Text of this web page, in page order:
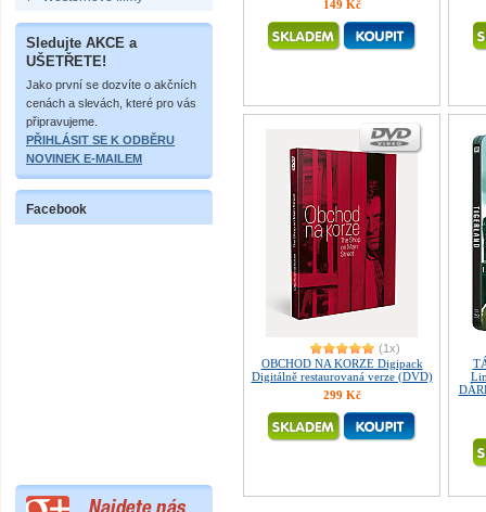
Sledujte AKCE a
UŠETŘETE!
Jako první se dozvíte o akčních
cenách a slevách, které pro vás
připravujeme.
PŘIHLÁSIT SE K ODBĚRU
NOVINEK E-MAILEM
Facebook
149 Kč
(1x)
OBCHOD NA KORZE Digipack
Digitálně restaurovaná verze (DVD)
299 Kč